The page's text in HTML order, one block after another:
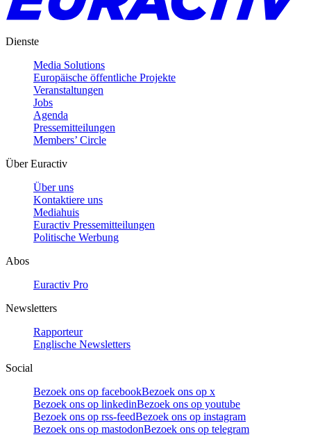
Dienste
Media Solutions
Europäische öffentliche Projekte
Veranstaltungen
Jobs
Agenda
Pressemitteilungen
Members’ Circle
Über Euractiv
Über uns
Kontaktiere uns
Mediahuis
Euractiv Pressemitteilungen
Politische Werbung
Abos
Euractiv Pro
Newsletters
Rapporteur
Englische Newsletters
Social
Bezoek ons op facebookBezoek ons op x
Bezoek ons op linkedinBezoek ons op youtube
Bezoek ons op rss-feedBezoek ons op instagram
Bezoek ons op mastodonBezoek ons op telegram